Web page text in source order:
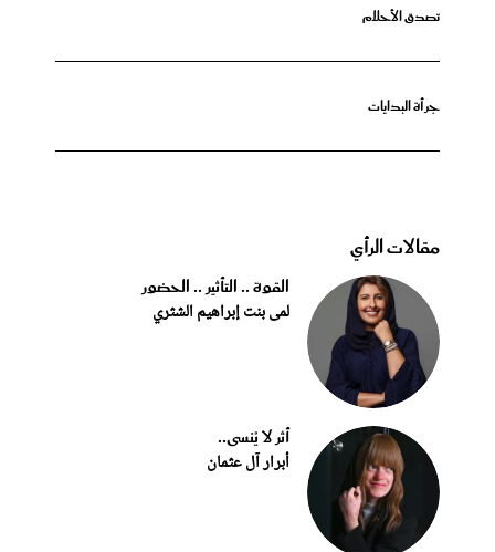
تصدق الأحلام
جرأة البدايات
مقالات الرأي
القوة .. التأثير .. الحضور
لمى بنت إبراهيم الشثري
أثر لا يُنسى..
أبرار آل عثمان